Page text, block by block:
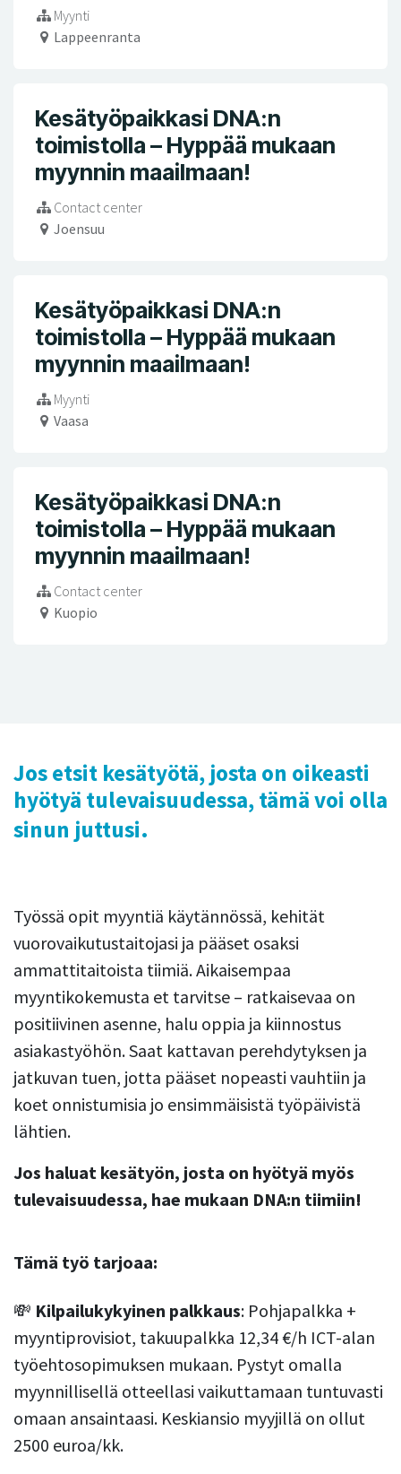
Myynti
Lappeenranta
Kesätyöpaikkasi DNA:n
toimistolla – Hyppää mukaan
myynnin maailmaan!
Contact center
Joensuu
Kesätyöpaikkasi DNA:n
toimistolla – Hyppää mukaan
myynnin maailmaan!
Myynti
Vaasa
Kesätyöpaikkasi DNA:n
toimistolla – Hyppää mukaan
myynnin maailmaan!
Contact center
Kuopio
Jos etsit kesätyötä, josta on oikeasti
hyötyä tulevaisuudessa, tämä voi olla
sinun juttusi.
Työssä opit myyntiä käytännössä, kehität
vuorovaikutustaitojasi ja pääset osaksi
ammattitaitoista tiimiä. Aikaisempaa
myyntikokemusta et tarvitse – ratkaisevaa on
positiivinen asenne, halu oppia ja kiinnostus
asiakastyöhön. Saat kattavan perehdytyksen ja
jatkuvan tuen, jotta pääset nopeasti vauhtiin ja
koet onnistumisia jo ensimmäisistä työpäivistä
lähtien.
Jos haluat kesätyön, josta on hyötyä myös
tulevaisuudessa, hae mukaan DNA:n tiimiin!
Tämä työ tarjoaa:
💸 Kilpailukykyinen palkkaus: Pohjapalkka +
myyntiprovisiot, takuupalkka 12,34 €/h ICT-alan
työehtosopimuksen mukaan. Pystyt omalla
myynnillisellä otteellasi vaikuttamaan tuntuvasti
omaan ansaintaasi. Keskiansio myyjillä on ollut
2500 euroa/kk.